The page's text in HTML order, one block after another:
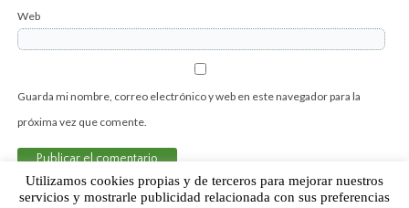
Web
Guarda mi nombre, correo electrónico y web en este navegador para la
próxima vez que comente.
Utilizamos cookies propias y de terceros para mejorar nuestros
servicios y mostrarle publicidad relacionada con sus preferencias